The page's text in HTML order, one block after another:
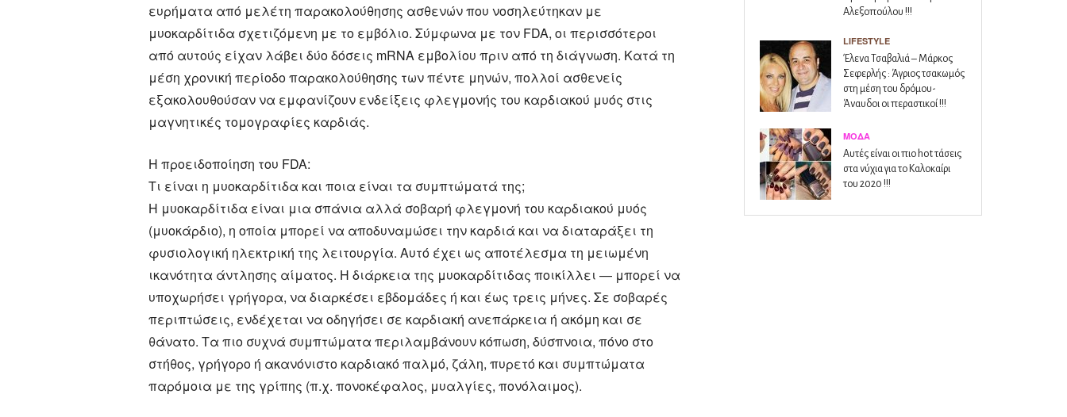
ευρήματα από μελέτη παρακολούθησης ασθενών που νοσηλεύτηκαν με
μυοκαρδίτιδα σχετιζόμενη με το εμβόλιο. Σύμφωνα με τον FDA, οι περισσότεροι
από αυτούς είχαν λάβει δύο δόσεις mRNA εμβολίου πριν από τη διάγνωση. Κατά τη
μέση χρονική περίοδο παρακολούθησης των πέντε μηνών, πολλοί ασθενείς
εξακολουθούσαν να εμφανίζουν ενδείξεις φλεγμονής του καρδιακού μυός στις
μαγνητικές τομογραφίες καρδιάς.
Η προειδοποίηση του FDA:
Τι είναι η μυοκαρδίτιδα και ποια είναι τα συμπτώματά της;
Η μυοκαρδίτιδα είναι μια σπάνια αλλά σοβαρή φλεγμονή του καρδιακού μυός
(μυοκάρδιο), η οποία μπορεί να αποδυναμώσει την καρδιά και να διαταράξει τη
φυσιολογική ηλεκτρική της λειτουργία. Αυτό έχει ως αποτέλεσμα τη μειωμένη
ικανότητα άντλησης αίματος. Η διάρκεια της μυοκαρδίτιδας ποικίλλει — μπορεί να
υποχωρήσει γρήγορα, να διαρκέσει εβδομάδες ή και έως τρεις μήνες. Σε σοβαρές
περιπτώσεις, ενδέχεται να οδηγήσει σε καρδιακή ανεπάρκεια ή ακόμη και σε
θάνατο. Τα πιο συχνά συμπτώματα περιλαμβάνουν κόπωση, δύσπνοια, πόνο στο
στήθος, γρήγορο ή ακανόνιστο καρδιακό παλμό, ζάλη, πυρετό και συμπτώματα
παρόμοια με της γρίπης (π.χ. πονοκέφαλος, μυαλγίες, πονόλαιμος).
Αλεξοπούλου !!!
LIFESTYLE
Έλενα Τσαβαλιά – Μάρκος
Σεφερλής : Άγριος τσακωμός
στη μέση του δρόμου-
Άναυδοι οι περαστικοί !!!
ΜΌΔΑ
Αυτές είναι οι πιο hot τάσεις
στα νύχια για το Καλοκαίρι
του 2020 !!!